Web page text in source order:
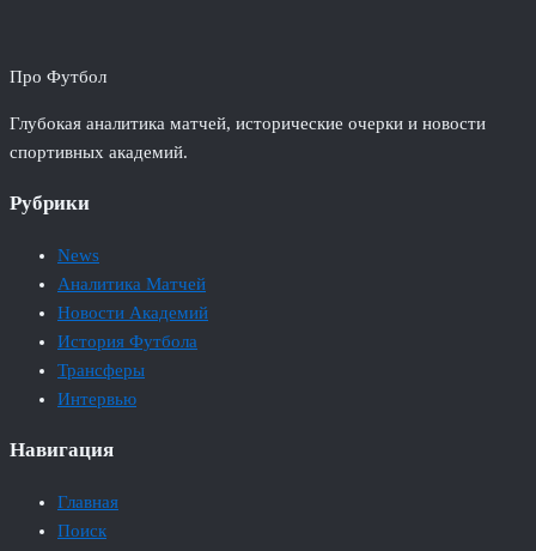
Про Футбол
Глубокая аналитика матчей, исторические очерки и новости
спортивных академий.
Рубрики
News
Аналитика Матчей
Новости Академий
История Футбола
Трансферы
Интервью
Навигация
Главная
Поиск